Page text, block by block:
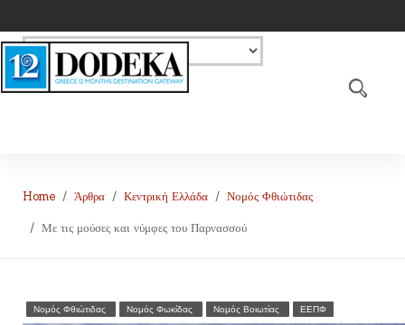
Home Άρθρα Κεντρική Ελλάδα Νομός Φθιώτιδας
Με τις μούσες και νύμφες του Παρνασσού
Νομός Φθιώτιδας Νομός Φωκίδας Νομός Βοιωτίας ΕΕΠΦ